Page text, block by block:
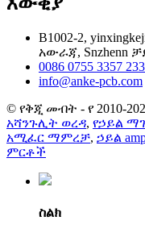
B1002-2,
አውራጃ, Snzhenn
0086 0755 3357
info@anke-pcb.com
© የቅጂ መብት - የ 2010-
አሻንጉሊት ወረዳ, የኃይል
አሚፈር ማምረቻ, ኃይል
ምርቶች
ስልክ